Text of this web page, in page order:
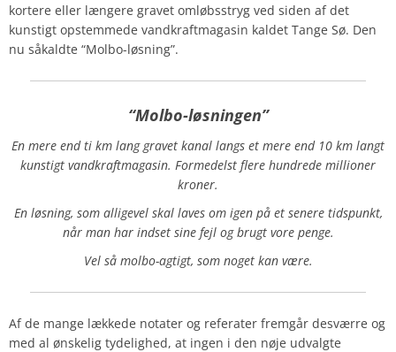
kortere eller længere gravet omløbsstryg ved siden af det
kunstigt opstemmede vandkraftmagasin kaldet Tange Sø. Den
nu såkaldte “Molbo-løsning”.
“Molbo-løsningen”
En mere end ti km lang gravet kanal langs et mere end 10 km langt
kunstigt vandkraftmagasin. Formedelst flere hundrede millioner
kroner.
En løsning, som alligevel skal laves om igen på et senere tidspunkt,
når man har indset sine fejl og brugt vore penge.
Vel så molbo-agtigt, som noget kan være.
Af de mange lækkede notater og referater fremgår desværre og
med al ønskelig tydelighed, at ingen i den nøje udvalgte